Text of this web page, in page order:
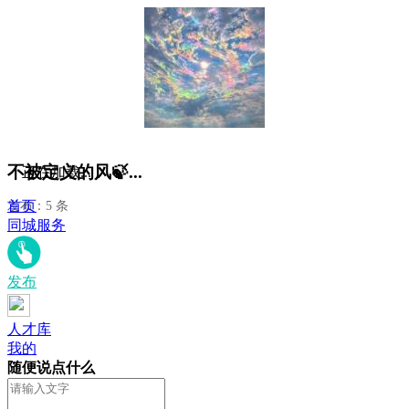
不被定义的风🍃...
发布：5 条
正在加载...
首页
同城服务
发布
人才库
我的
随便说点什么